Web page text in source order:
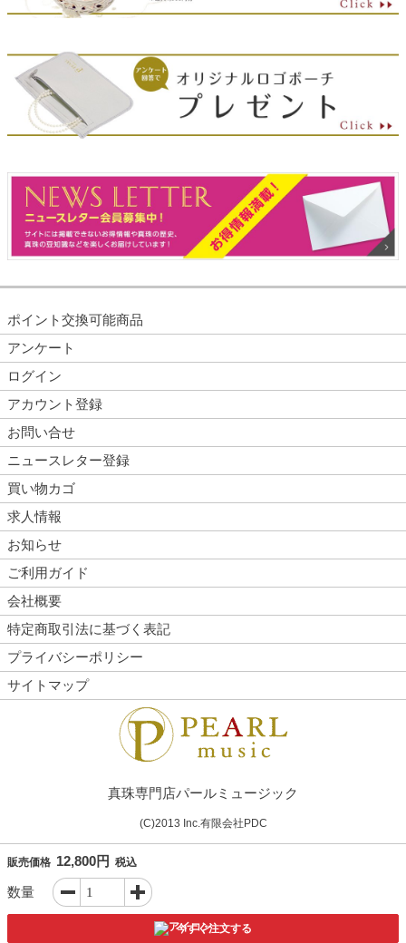
販売価格 12,800円 税込
数量
今すぐ注文する
ポイント交換可能商品
アンケート
ログイン
アカウント登録
お問い合せ
ニュースレター登録
買い物カゴ
求人情報
お知らせ
ご利用ガイド
会社概要
特定商取引法に基づく表記
プライバシーポリシー
サイトマップ
真珠専門店パールミュージック
(C)2013 Inc.有限会社PDC